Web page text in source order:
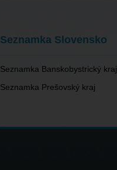
Seznamka Slovensko
Seznamka Banskobystrický kraj
Seznamka Prešovský kraj